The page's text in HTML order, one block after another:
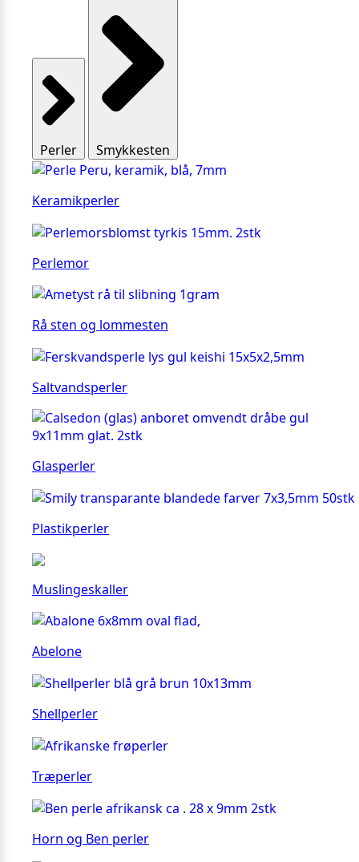
Perler Smykkesten
Keramikperler
Perlemor
Rå sten og lommesten
Saltvandsperler
Glasperler
Plastikperler
Muslingeskaller
Abelone
Shellperler
Træperler
Horn og Ben perler